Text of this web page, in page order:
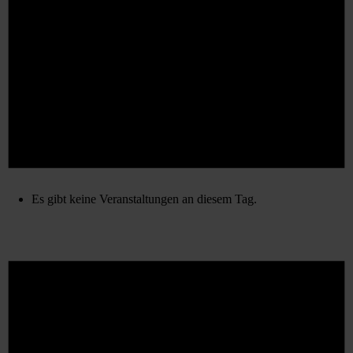
Es gibt keine Veranstaltungen an diesem Tag.